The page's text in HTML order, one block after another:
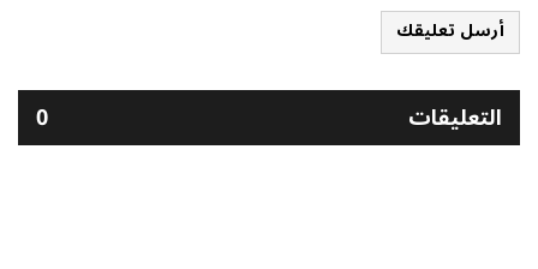
أرسل تعليقك
التعليقات 0